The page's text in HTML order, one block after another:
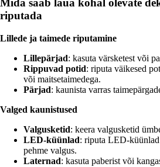
Mida saab laua kohal olevate
riputada
Lillede ja taimede riputamine
Lillepärjad: kasuta värsketest või
Rippuvad potid: riputa väikesed
või maitsetaimedega.
Pärjad: kaunista varras
Valged kaunistused
Valgusketid: keera valgusketid
LED-küünlad: riputa LED-
pehme valgus.
Laternad: kasuta paberist või